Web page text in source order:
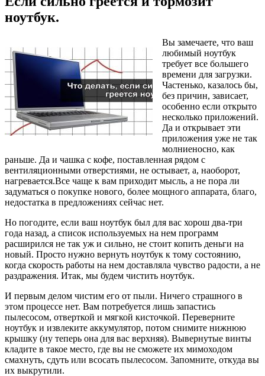
ноутбук.
Вы замечаете, что ваш
любимый ноутбук
требует все большего
времени для загрузки.
Частенько, казалось бы,
без причин, зависает,
особенно если открыто
несколько приложений.
Да и открывает эти
приложения уже не так
молниеносно, как
раньше. Да и чашка с кофе, поставленная рядом с
вентиляционными отверстиями, не остывает, а, наоборот,
нагревается.Все чаще к вам приходит мысль, а не пора ли
задуматься о покупке нового, более мощного аппарата, благо,
недостатка в предложениях сейчас нет.
Но погодите, если ваш ноутбук был для вас хорош два-три
года назад, а список используемых на нем программ
расширился не так уж и сильно, не стоит копить деньги на
новый. Просто нужно вернуть ноутбук к тому состоянию,
когда скорость работы на нем доставляла чувство радости, а не
раздражения. Итак, мы будем чистить ноутбук.
И первым делом чистим его от пыли. Ничего страшного в
этом процессе нет. Вам потребуется лишь запастись
пылесосом, отверткой и мягкой кисточкой. Переверните
ноутбук и извлеките аккумулятор, потом снимите нижнюю
крышку (ну теперь она для вас верхняя). Вывернутые винты
кладите в такое место, где вы не сможете их мимоходом
смахнуть, сдуть или всосать пылесосом. Запомните, откуда вы
их выкрутили.